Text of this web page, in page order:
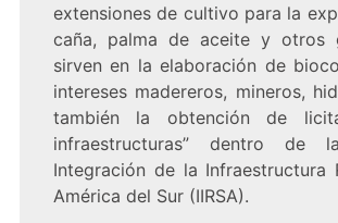
extensiones de cultivo para la
caña, palma de aceite y otros
sirven en la elaboración de
intereses madereros, mineros,
también la obtención de
infraestructuras” dentro de
Integración de la Infraestructura
América del Sur (IIRSA).